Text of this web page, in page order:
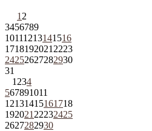
1 2
3456789
10111213141516
1718192021 2223
24252627282930
31
1 234
567891011
12131415161718
192021 22232425
2627282930